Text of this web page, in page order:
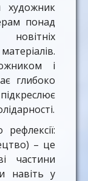
художник
понад
і
глибоко
– це
частини
навіть у